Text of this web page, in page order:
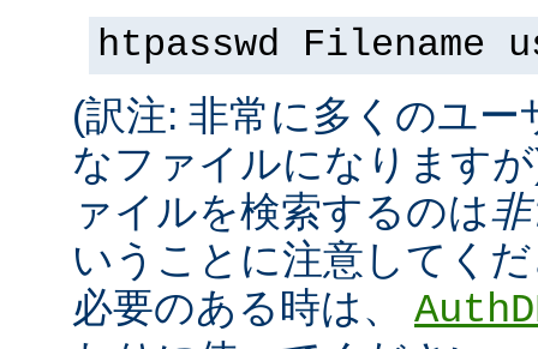
htpasswd Filename
(訳注: 非常に多くのユ
なファイルになります
ァイルを検索するのは
いうことに注意してく
必要のある時は、